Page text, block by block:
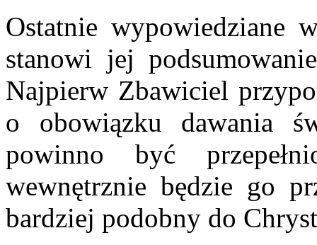
Ostatnie wypowiedziane
stanowi jej
Najpierw Zbawiciel
o obowiązku dawania
powinno być
wewnętrznie będzie go
bardziej podobny do